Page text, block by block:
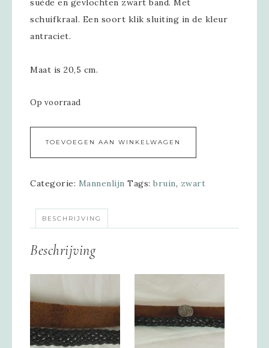
suède en gevlochten zwart band. Met
schuifkraal. Een soort klik sluiting in de kleur
antraciet.
Maat is 20,5 cm.
Op voorraad
TOEVOEGEN AAN WINKELWAGEN
Categorie: Mannenlijn Tags: bruin, zwart
BESCHRIJVING
Beschrijving